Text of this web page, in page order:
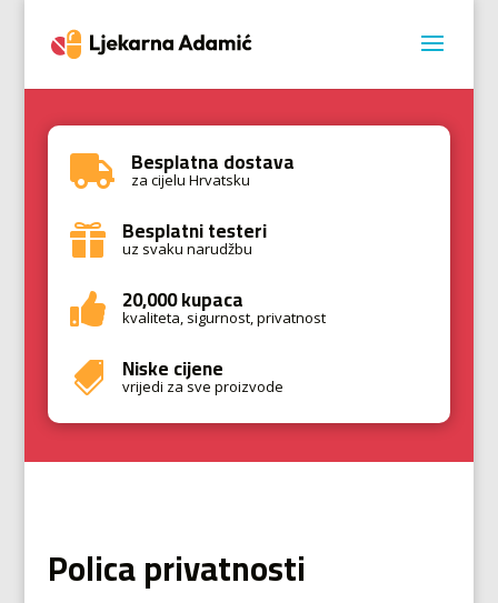
 Besplatna dostava
za cijelu Hrvatsku
 Besplatni testeri
uz svaku narudžbu
 20,000 kupaca
kvaliteta, sigurnost, privatnost
 Niske cijene
vrijedi za sve proizvode
Polica privatnosti